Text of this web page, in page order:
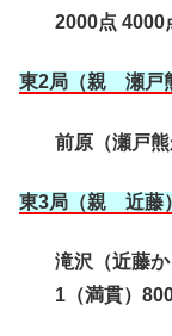
2000点 4000
東2局（親 瀬戸
前原（瀬戸
東3局（親 近藤
滝沢（近藤
1（満貫）